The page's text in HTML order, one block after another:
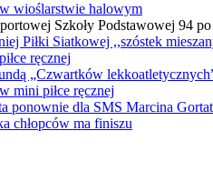
wioślarstwie halowym
Szkoły Podstawowej 94
Piłki Siatkowej ,,szóstek
ręcznej
„Czwartków
mini piłce ręcznej
ponownie dla SMS Marcina
chłopców ma finiszu